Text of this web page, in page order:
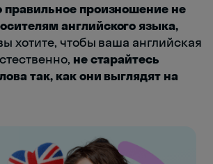
правильное произношение не
английского языка,
хотите, чтобы ваша английская
не старайтесь
так, как они выглядят на